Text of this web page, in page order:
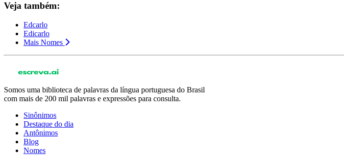
Veja também:
Edcarlo
Edicarlo
Mais Nomes
Somos uma biblioteca de palavras da língua portuguesa do Brasil
com mais de 200 mil palavras e expressões para consulta.
Sinônimos
Destaque do dia
Antônimos
Blog
Nomes